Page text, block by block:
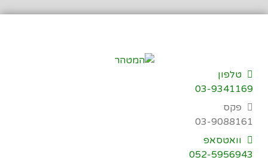
דילוג
טלפון
03-9341169
פקס
03-9088161
וואטסאפ
052-5956943